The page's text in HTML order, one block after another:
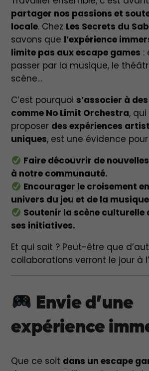
partager nos passions et
locale. Chez Les Secrets du
savons que l’expérience
limite pas aux escape games :
passer par la musique, le
scène…
C’est pourquoi s’associer à
comme No Limit Orchestra,
proposer des expériences
uniques, est une évidence
Faire découvrir de
à notre communauté.
Encourager le croisement
univers du jeu et de la
Soutenir la scène culturelle
ses initiatives.
Et qui sait ? Peut-être que
collaborations verront le jour à
Envie d’une
expérience
Que ce soit dans un escape